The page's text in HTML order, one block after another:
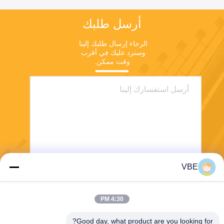
أرسل طلبك
وقت ممكن.
VBE
4:30 PM
Good day, what product are you looking for?